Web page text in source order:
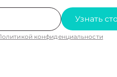
Узнать
конфиденциальности